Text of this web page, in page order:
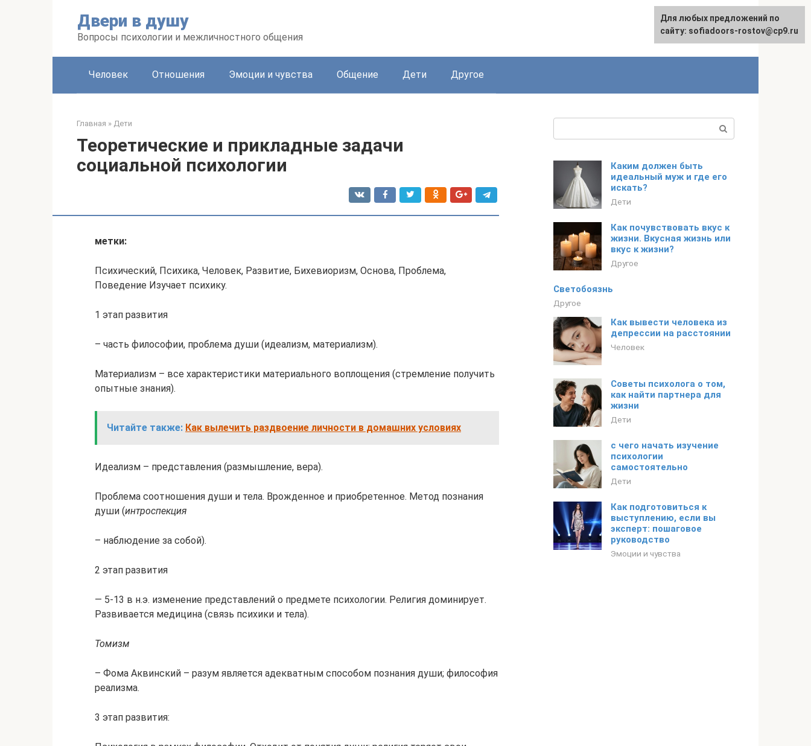
Двери в душу
Вопросы психологии и межличностного общения
Человек Отношения Эмоции и чувства Общение Дети Другое
Главная » Дети
Теоретические и прикладные задачи
социальной психологии
метки:
Психический, Психика, Человек, Развитие, Бихевиоризм, Основа, Проблема,
Поведение Изучает психику.
1 этап развития
– часть философии, проблема души (идеализм, материализм).
Материализм – все характеристики материального воплощения (стремление получить
опытные знания).
Читайте также: Как вылечить раздвоение личности в домашних условиях
Идеализм – представления (размышление, вера).
Проблема соотношения души и тела. Врожденное и приобретенное. Метод познания
души (интроспекция
– наблюдение за собой).
2 этап развития
— 5-13 в н.э. изменение представлений о предмете психологии. Религия доминирует.
Развивается медицина (связь психики и тела).
Томизм
– Фома Аквинский – разум является адекватным способом познания души; философия
реализма.
3 этап развития:
Каким должен быть
идеальный муж и где его
искать?
Дети
Как почувствовать вкус к
жизни. Вкусная жизнь или
вкус к жизни?
Другое
Светобоязнь
Другое
Как вывести человека из
депрессии на расстоянии
Человек
Советы психолога о том,
как найти партнера для
жизни
Дети
с чего начать изучение
психологии
самостоятельно
Дети
Как подготовиться к
выступлению, если вы
эксперт: пошаговое
руководство
Эмоции и чувства
Для любых предложений по
сайту: sofiadoors-rostov@cp9.ru